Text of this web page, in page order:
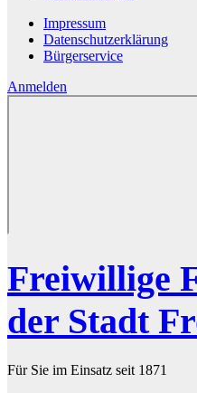
Impressum
Datenschutzerklärung
Bürgerservice
Anmelden
Freiwillige
der Stadt
Für Sie im Einsatz seit 1871